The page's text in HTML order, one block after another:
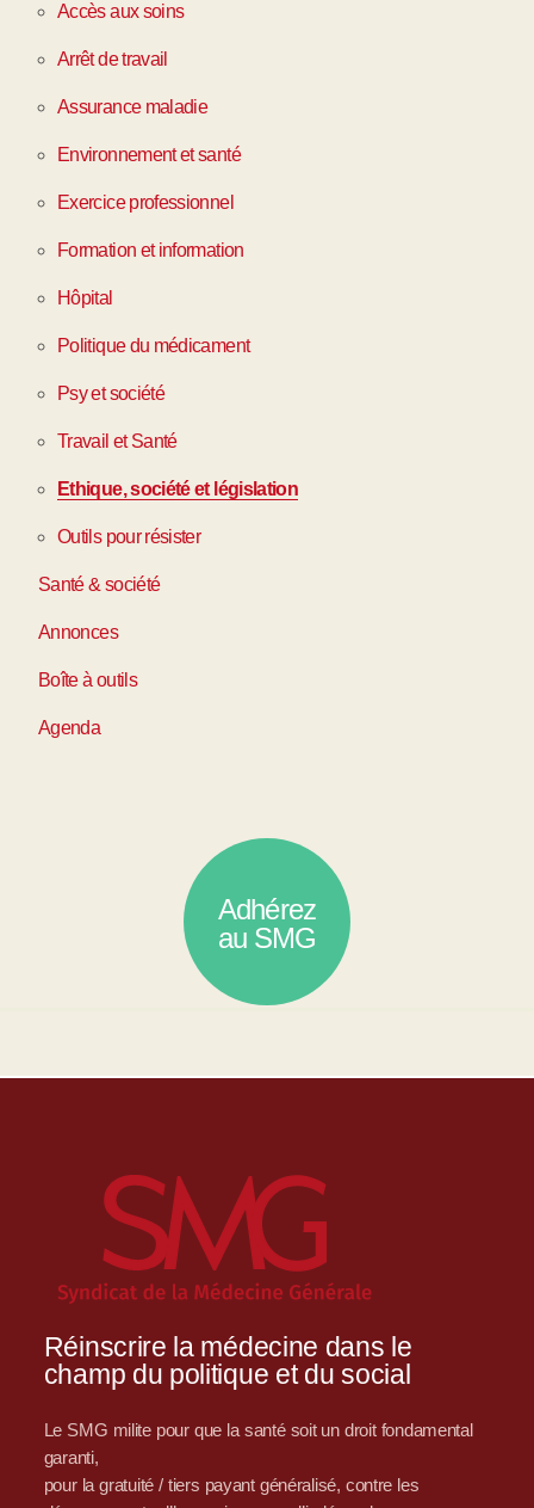
Accès aux soins
Arrêt de travail
Assurance maladie
Environnement et santé
Exercice professionnel
Formation et information
Hôpital
Politique du médicament
Psy et société
Travail et Santé
Ethique, société et législation
Outils pour résister
Santé & société
Annonces
Boîte à outils
Agenda
Adhérez
au SMG
Réinscrire la médecine dans le
champ du politique et du social
Le SMG milite pour que la santé soit un droit fondamental
garanti,
pour la gratuité / tiers payant généralisé, contre les